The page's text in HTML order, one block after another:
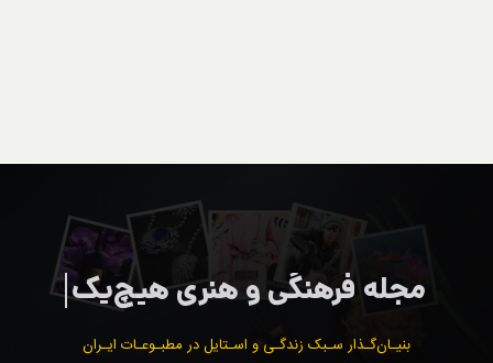
بنیـان‌گـذار سـبک زندگـی و اسـتایل در مطبـوعـات ایـران